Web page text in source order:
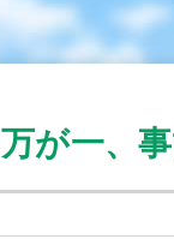
万が一、